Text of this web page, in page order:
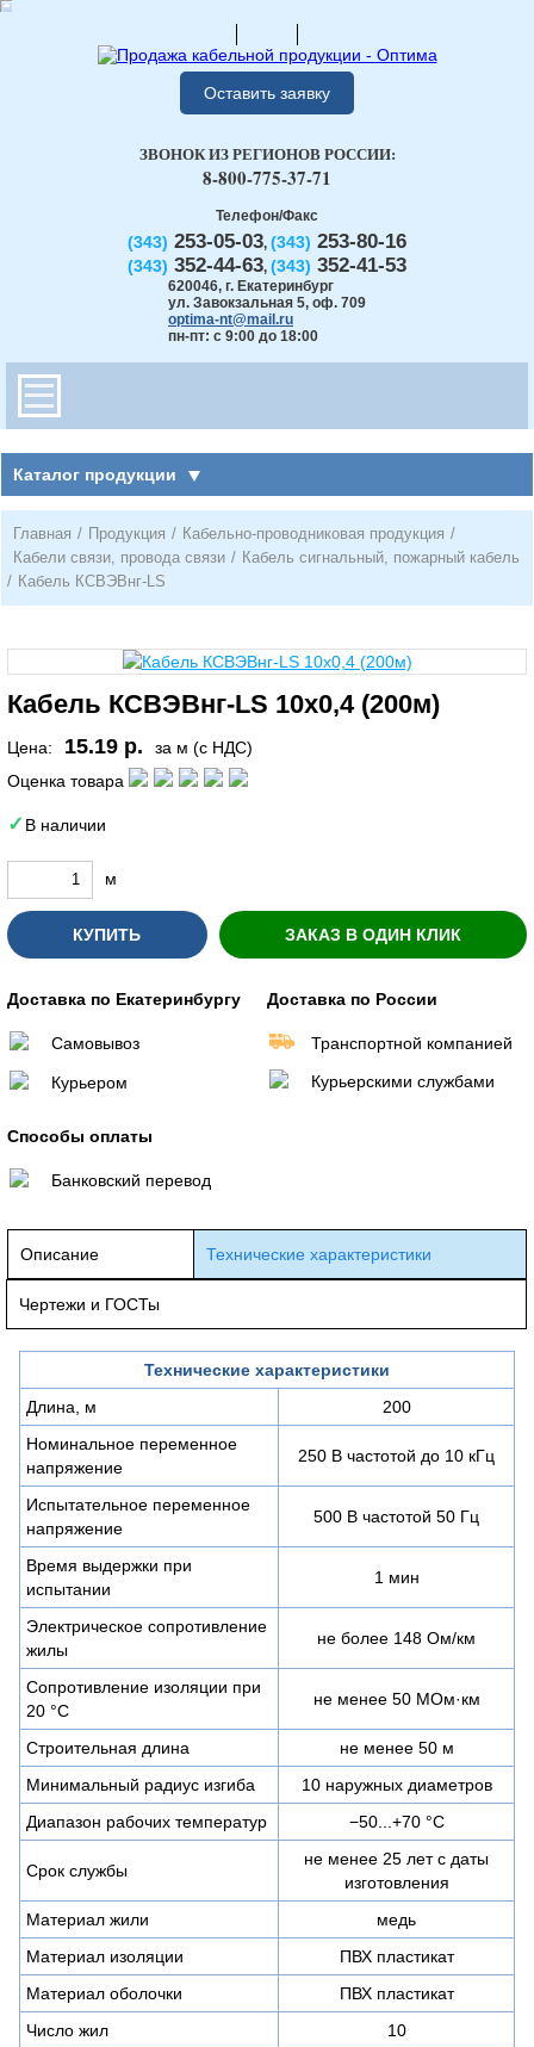
Оставить заявку
Телефон/Факс
(343) 253-05-03, (343) 253-80-16
(343) 352-44-63, (343) 352-41-53
620046, г. Екатеринбург
ул. Завокзальная 5, оф. 709
optima-nt@mail.ru
пн-пт: с 9:00 до 18:00
ЗВОНОК ИЗ РЕГИОНОВ РОССИИ:
8-800-775-37-71
Каталог продукции
Главная / Продукция / Кабельно-проводниковая продукция /
Кабели связи, провода связи / Кабель сигнальный, пожарный кабель
/ Кабель КСВЭВнг-LS
Кабель КСВЭВнг-LS 10х0,4 (200м)
Цена: 15.19 р.
за м (с НДС)
Оценка товара
В наличии
м
КУПИТЬ ЗАКАЗ В ОДИН КЛИК
Доставка по Екатеринбургу
Самовывоз
Курьером
Доставка по России
Транспортной компанией
Курьерскими службами
Способы оплаты
Банковский перевод
Описание Технические характеристики
Чертежи и ГОСТы
Технические характеристики
Длина, м
200
Номинальное переменное
напряжение
250 В частотой до 10 кГц
Испытательное переменное
напряжение
500 В частотой 50 Гц
Время выдержки при
испытании
1 мин
Электрическое сопротивление
жилы
не более 148 Ом/км
Сопротивление изоляции при
20 °С
не менее 50 МОм·км
Строительная длина
не менее 50 м
Минимальный радиус изгиба
10 наружных диаметров
Диапазон рабочих температур
−50...+70 °C
Срок службы
не менее 25 лет с даты
изготовления
Материал жили
медь
Материал изоляции
ПВХ пластикат
Материал оболочки
ПВХ пластикат
Число жил
10